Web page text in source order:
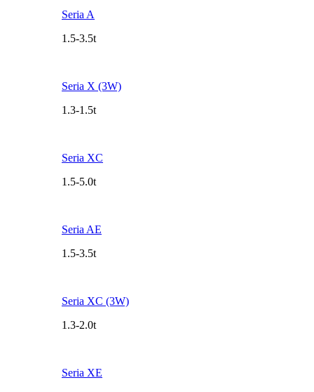
Seria A
1.5-3.5t
Seria X (3W)
1.3-1.5t
Seria XC
1.5-5.0t
Seria AE
1.5-3.5t
Seria XC (3W)
1.3-2.0t
Seria XE